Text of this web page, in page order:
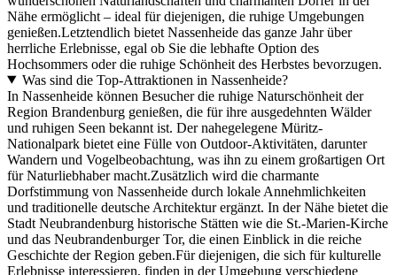
Nähe ermöglicht – ideal für diejenigen, die ruhige Umgebungen
genießen.Letztendlich bietet Nassenheide das ganze Jahr über
herrliche Erlebnisse, egal ob Sie die lebhafte Option des
Hochsommers oder die ruhige Schönheit des Herbstes bevorzugen.
Was sind die Top-Attraktionen in Nassenheide?
In Nassenheide können Besucher die ruhige Naturschönheit der
Region Brandenburg genießen, die für ihre ausgedehnten Wälder
und ruhigen Seen bekannt ist. Der nahegelegene Müritz-
Nationalpark bietet eine Fülle von Outdoor-Aktivitäten, darunter
Wandern und Vogelbeobachtung, was ihn zu einem großartigen Ort
für Naturliebhaber macht.Zusätzlich wird die charmante
Dorfstimmung von Nassenheide durch lokale Annehmlichkeiten
und traditionelle deutsche Architektur ergänzt. In der Nähe bietet die
Stadt Neubrandenburg historische Stätten wie die St.-Marien-Kirche
und das Neubrandenburger Tor, die einen Einblick in die reiche
Geschichte der Region geben.Für diejenigen, die sich für kulturelle
Erlebnisse interessieren, finden in der Umgebung verschiedene